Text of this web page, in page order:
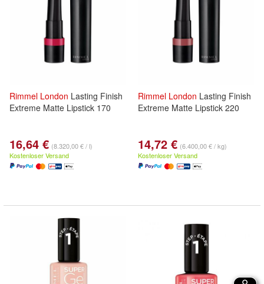
Rimmel London Lasting Finish
Extreme Matte Lipstick 170
16,64 € (8.320,00 € / l)
Kostenloser Versand
Rimmel London Lasting Finish
Extreme Matte Lipstick 220
14,72 € (6.400,00 € / kg)
Kostenloser Versand